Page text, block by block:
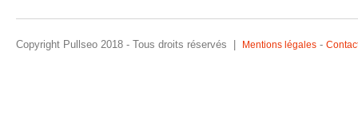
Copyright Pullseo 2018 - Tous droits réservés | Mentions légales -